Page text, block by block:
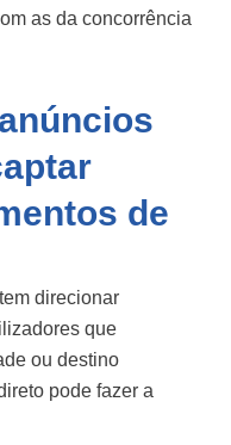
as da concorrência
de
direcionar
que
ou destino
pode fazer a